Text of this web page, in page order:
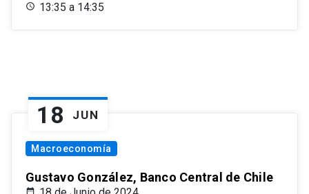
13:35 a 14:35
18 JUN
Macroeconomía
Gustavo González, Banco Central de Chile